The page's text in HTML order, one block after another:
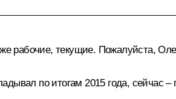
рабочие, текущие. Пожалуйста,
по итогам 2015 года, сейчас –